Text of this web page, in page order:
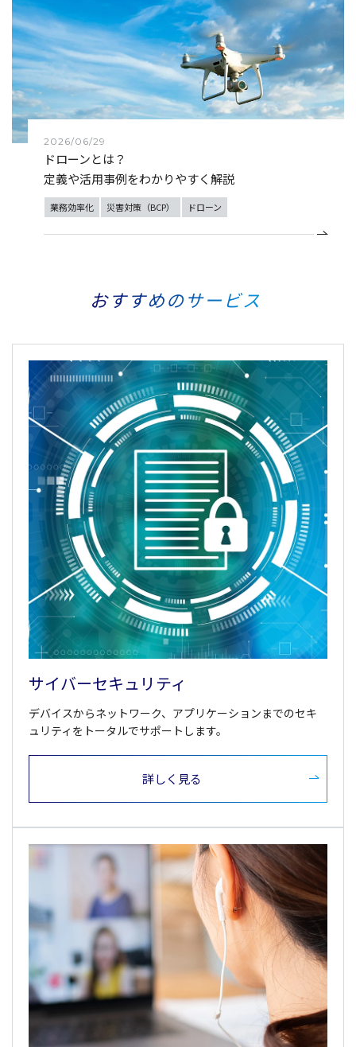
2026/06/29
ドローンとは？
定義や活用事例をわかりやすく解説
業務効率化 災害対策（BCP） ドローン
おすすめのサービス
サイバーセキュリティ
デバイスからネットワーク、アプリケーションまでのセキ
ュリティをトータルでサポートします。
詳しく見る